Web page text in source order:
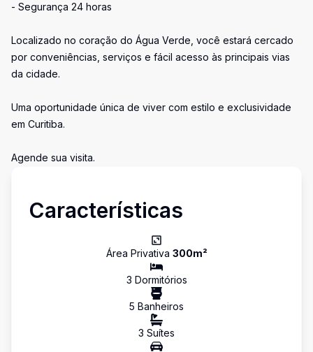
- Segurança 24 horas
Localizado no coração do Água Verde, você estará cercado
por conveniências, serviços e fácil acesso às principais vias
da cidade.
Uma oportunidade única de viver com estilo e exclusividade
em Curitiba.
Agende sua visita.
Características
Área Privativa 300m²
3 Dormitórios
5 Banheiros
3 Suítes